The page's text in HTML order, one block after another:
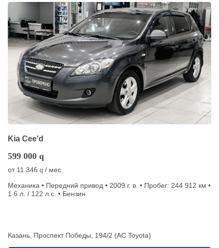
Kia Cee'd
599 000 q
от 11 346 q / мес.
Механика • Передний привод • 2009 г. в. • Пробег: 244 912 км •
1.6 л. / 122 л.с. • Бензин
Казань, Проспект Победы, 194/2 (АС Toyota)